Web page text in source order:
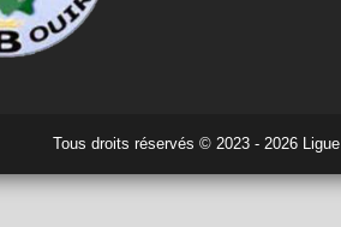
Tous droits réservés © 2023 - 2026